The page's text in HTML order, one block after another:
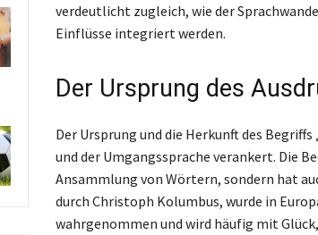
verdeutlicht zugleich, wie der
Einflüsse integriert werden.
Der Ursprung des
Der Ursprung und die Herkunft des
und der Umgangssprache verankert. Die
Ansammlung von Wörtern, sondern hat
durch Christoph Kolumbus, wurde in
wahrgenommen und wird häufig mit